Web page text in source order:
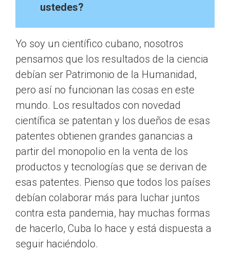
ustedes?
Yo soy un científico cubano, nosotros
pensamos que los resultados de la ciencia
debían ser Patrimonio de la Humanidad,
pero así no funcionan las cosas en este
mundo. Los resultados con novedad
científica se patentan y los dueños de esas
patentes obtienen grandes ganancias a
partir del monopolio en la venta de los
productos y tecnologías que se derivan de
esas patentes. Pienso que todos los países
debían colaborar más para luchar juntos
contra esta pandemia, hay muchas formas
de hacerlo, Cuba lo hace y está dispuesta a
seguir haciéndolo.